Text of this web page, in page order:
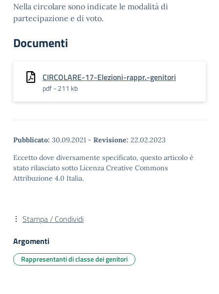
Nella circolare sono indicate le modalità di
partecipazione e di voto.
Documenti
CIRCOLARE-17-Elezioni-rappr.-genitori
pdf - 211 kb
Pubblicato: 30.09.2021 - Revisione: 22.02.2023
Eccetto dove diversamente specificato, questo articolo è
stato rilasciato sotto Licenza Creative Commons
Attribuzione 4.0 Italia.
Stampa / Condividi
Argomenti
Rappresentanti di classe dei genitori